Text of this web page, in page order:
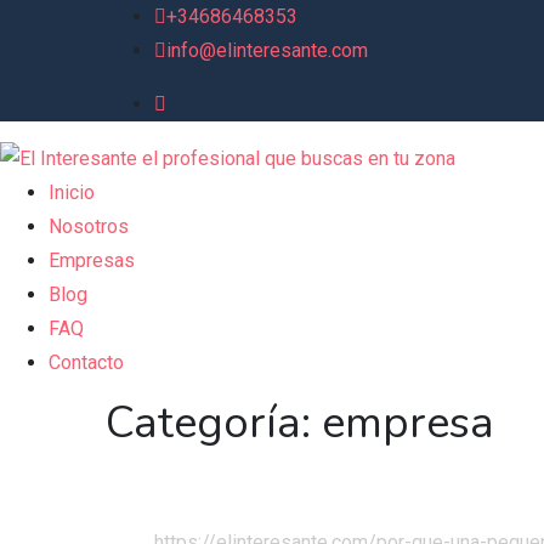
+34686468353
info@elinteresante.com
Inicio
Nosotros
Empresas
Blog
FAQ
Contacto
Categoría: empresa